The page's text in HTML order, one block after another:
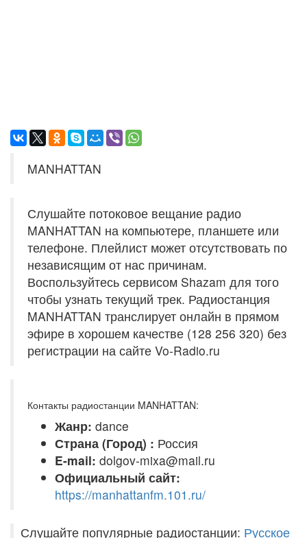
MANHATTAN
Слушайте потоковое вещание радио
MANHATTAN на компьютере, планшете или
телефоне. Плейлист может отсутствовать по
независящим от нас причинам.
Воспользуйтесь сервисом Shazam для того
чтобы узнать текущий трек. Радиостанция
MANHATTAN транслирует онлайн в прямом
эфире в хорошем качестве (128 256 320) без
регистрации на сайте Vo-Radio.ru
Контакты радиостанции MANHATTAN:
Жанр: dance
Страна (Город) : Россия
E-mail: dolgov-mixa@mail.ru
Официальный сайт:
https://manhattanfm.101.ru/
Слушайте популярные радиостанции: Русское